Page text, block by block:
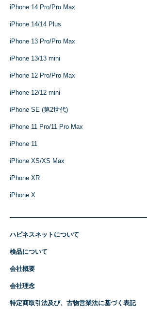
iPhone 14 Pro/Pro Max
iPhone 14/14 Plus
iPhone 13 Pro/Pro Max
iPhone 13/13 mini
iPhone 12 Pro/Pro Max
iPhone 12/12 mini
iPhone SE (第2世代)
iPhone 11 Pro/11 Pro Max
iPhone 11
iPhone XS/XS Max
iPhone XR
iPhone X
ハピネスネットについて
検品について
会社概要
会社理念
特定商取引法及び、古物営業法に基づく表記